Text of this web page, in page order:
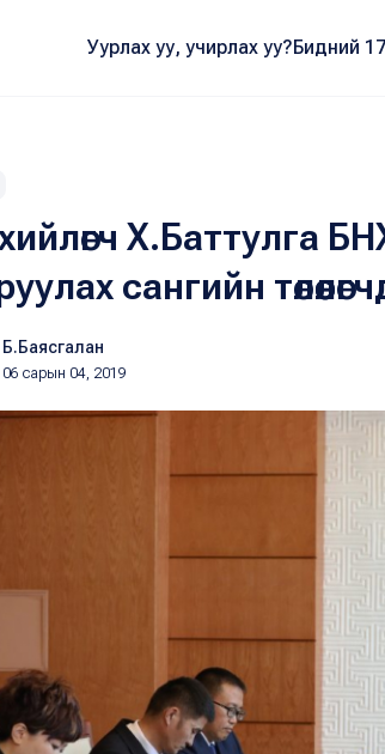
Уурлах уу, учирлах уу?Бидний
Х.Баттулга
сангийн
Б.Баясгалан
06 сарын 04, 2019